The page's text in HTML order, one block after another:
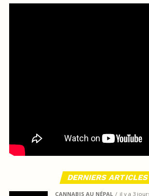
DERNIERS ARTICLES
CANNABIS AU NÉPAL il y a 3